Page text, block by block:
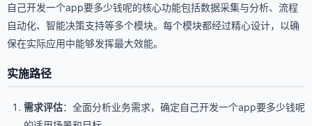
自己开发一个app要多少钱呢的核心功能包括数据采集与分析、流程
自动化、智能决策支持等多个模块。每个模块都经过精心设计，以确
保在实际应用中能够发挥最大效能。
实施路径
需求评估：全面分析业务需求，确定自己开发一个app要多少钱呢